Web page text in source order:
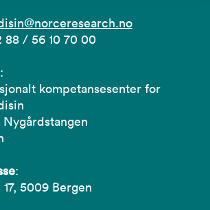
88 / 56 10 70 00
:
kompetansesenter for
Nygårdstangen
:
5009 Bergen